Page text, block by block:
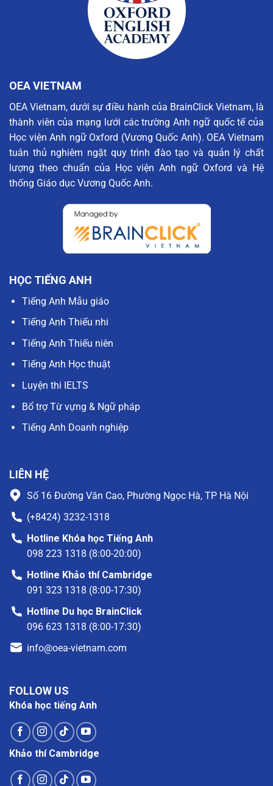
OEA VIETNAM
OEA Vietnam, dưới sự điều hành của BrainClick Vietnam, là
thành viên của mạng lưới các trường Anh ngữ quốc tế của
Học viện Anh ngữ Oxford (Vương Quốc Anh). OEA Vietnam
tuân thủ nghiêm ngặt quy trình đào tạo và quản lý chất
lượng theo chuẩn của Học viện Anh ngữ Oxford và Hệ
thống Giáo dục Vương Quốc Anh.
HỌC TIẾNG ANH
Tiếng Anh Mẫu giáo
Tiếng Anh Thiếu nhi
Tiếng Anh Thiếu niên
Tiếng Anh Học thuật
Luyện thi IELTS
Bổ trợ Từ vựng & Ngữ pháp
Tiếng Anh Doanh nghiệp
LIÊN HỆ
Số 16 Đường Văn Cao, Phường Ngọc Hà, TP Hà Nội
(+8424) 3232-1318
Hotline Khóa học Tiếng Anh
098 223 1318 (8:00-20:00)
Hotline Khảo thí Cambridge
091 323 1318 (8:00-17:30)
Hotline Du học BrainClick
096 623 1318 (8:00-17:30)
info@oea-vietnam.com
FOLLOW US
Khóa học tiếng Anh
Khảo thí Cambridge